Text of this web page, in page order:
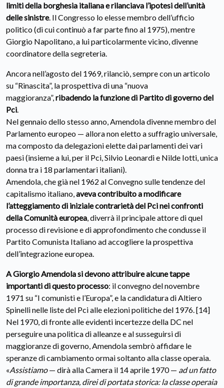
limiti della borghesia italiana e rilanciava l’ipotesi dell’unità
delle sinistre. Il Congresso lo elesse membro dell’ufficio
politico (di cui continuò a far parte fino al 1975), mentre
Giorgio Napolitano, a lui particolarmente vicino, divenne
coordinatore della segreteria.
Ancora nell’agosto del 1969, rilanciò, sempre con un articolo
su “Rinascita”, la prospettiva di una “nuova
maggioranza”,ribadendo la funzione di Partito di governo del
Pci.
Nel gennaio dello stesso anno, Amendola divenne membro del
Parlamento europeo — allora non eletto a suffragio universale,
ma composto da delegazioni elette dai parlamenti dei vari
paesi (insieme a lui, per il Pci, Silvio Leonardi e Nilde Iotti, unica
donna tra i 18 parlamentari italiani).
Amendola, che già nel 1962 al Convegno sulle tendenze del
capitalismo italiano,aveva contribuito a modificare
l’atteggiamento di iniziale contrarietà del Pci nei confronti
della Comunità europea, diverrà il principale attore di quel
processo di revisione e di approfondimento che condusse il
Partito Comunista Italiano ad accogliere la prospettiva
dell’integrazione europea.
A Giorgio Amendola si devono attribuire alcune tappe
importanti di questo processo: il convegno del novembre
1971 su “I comunisti e l’Europa”, e la candidatura di Altiero
Spinelli nelle liste del Pci alle elezioni politiche del 1976. [14]
Nel 1970, di fronte alle evidenti incertezze della DC nel
perseguire una politica di alleanze e al susseguirsi di
maggioranze di governo, Amendola sembrò affidare le
speranze di cambiamento ormai soltanto alla classe operaia.
«Assistiamo— dirà alla Camera il 14 aprile 1970 — ad un fatto
di grande importanza, direi di portata storica: la classe operaia